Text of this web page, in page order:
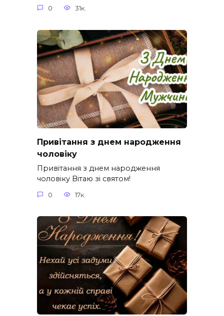
0 31к.
Привітання з днем народження
чоловіку
Привітання з днем народження
чоловіку Вітаю зі святом!
0 17к.